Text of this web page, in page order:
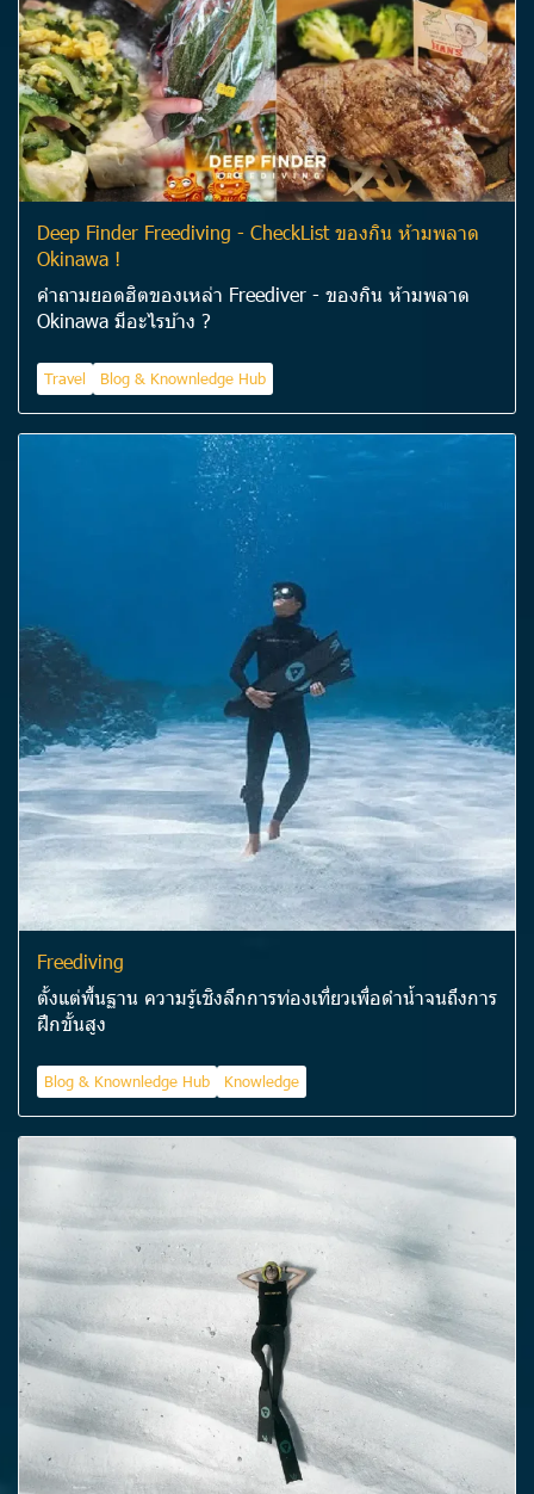
Deep Finder Freediving - CheckList ของกิน ห้ามพลาด
Okinawa !
คำถามยอดฮิตของเหล่า Freediver - ของกิน ห้ามพลาด
Okinawa มีอะไรบ้าง ?
Travel Blog & Knownledge Hub
Freediving
ตั้งแต่พื้นฐาน ความรู้เชิงลึกการท่องเที่ยวเพื่อดำน้ำจนถึงการ
ฝึกขั้นสูง
Blog & Knownledge Hub Knowledge